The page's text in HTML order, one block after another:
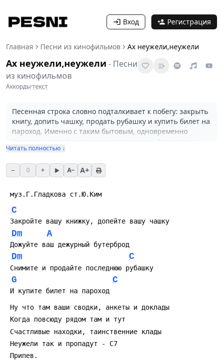
Вход Регистрация
Главная Песни из кинофильмов Ах неужели,неужели
Ах неужели,неужели - Песни
из кинофильмов
Аккорды·текст
Песенная строка словно подталкивает к побегу: закрыть
книгу, допить чашку, продать рубашку и купить билет на
пароход. Именно с таким бытовым, одновременно
ироничным и лёгким тоном начинается «Ах неужели,
неужели» — номер из репертуара советских кинопесен,
где музыка предлагает уход от рутины в образном,
театральном ключе. Музыка приписывается Г. Гладкову,
привычную для кинофильма сцену: герой готов бросить
служебную жизнь ради приключения или простого
человеческого побега. Песня удобна для камерного
исполнения: её можно спеть на домашнем вечере, в
клубе авторской песни или вставить в программу
концертного номера, посвящённого музыке советского
кино. Она запоминается легкой мелодической линией и
образной лирикой — не драматическая исповедь, а
ироничная зарисовка, которую приятно подпевать.
Варианты аккомпанемента и табулатуры встречаются в
коллекциях подбора для гитары, а записи попадаются
современных исполнителей и любителей. Если хочется
сыграть её на гитаре — думайте о размере и динамике:
мягкий куплет и более уверенный припев подчеркнут
сценическую картинку иронии с налётом ностальгии.
Читать полностью ↓
− 0 + A− A+
муз.Г.Гладкова ст.Ю.Ким
C
Закройте вашу книжку, допейте вашу чашку
Dm A
Дожуйте ваш дежурный бутерброд
Dm C
Снимите и продайте последнюю рубашку
G C
И купите билет на пароход
Hу что там ваши сводки, анкеты и доклады
Когда повсюду рядом там и тут
Счастливые находки, таинственние клады
Hеужели так и пропадут - C7
Припев.